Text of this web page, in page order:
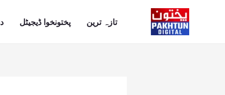
تازہ ترین پختونخوا ڈیجیٹل